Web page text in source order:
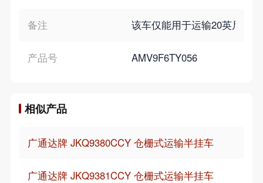
备注 该车仅能用于运输20英尺集
产品号 AMV9F6TY056
相似产品
广通达牌 JKQ9380CCY 仓栅式运输半挂车
广通达牌 JKQ9381CCY 仓栅式运输半挂车